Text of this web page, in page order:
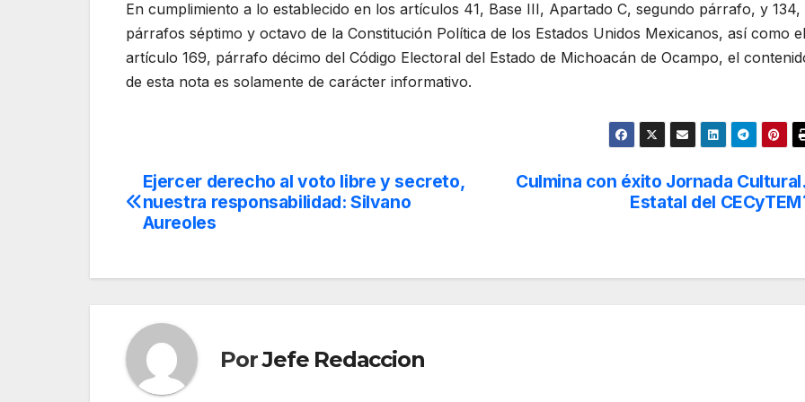
En cumplimiento a lo establecido en los artículos 41, Base III, Apartado C, segundo párrafo, y 134,
párrafos séptimo y octavo de la Constitución Política de los Estados Unidos Mexicanos, así como el
artículo 169, párrafo décimo del Código Electoral del Estado de Michoacán de Ocampo, el
de esta nota es solamente de carácter informativo.
Navegación
de
Culmina con éxito Jornada Cultural
Estatal del CECyTEM
Ejercer derecho al voto libre y secreto,
nuestra responsabilidad: Silvano
Aureoles
PorJefe Redaccion